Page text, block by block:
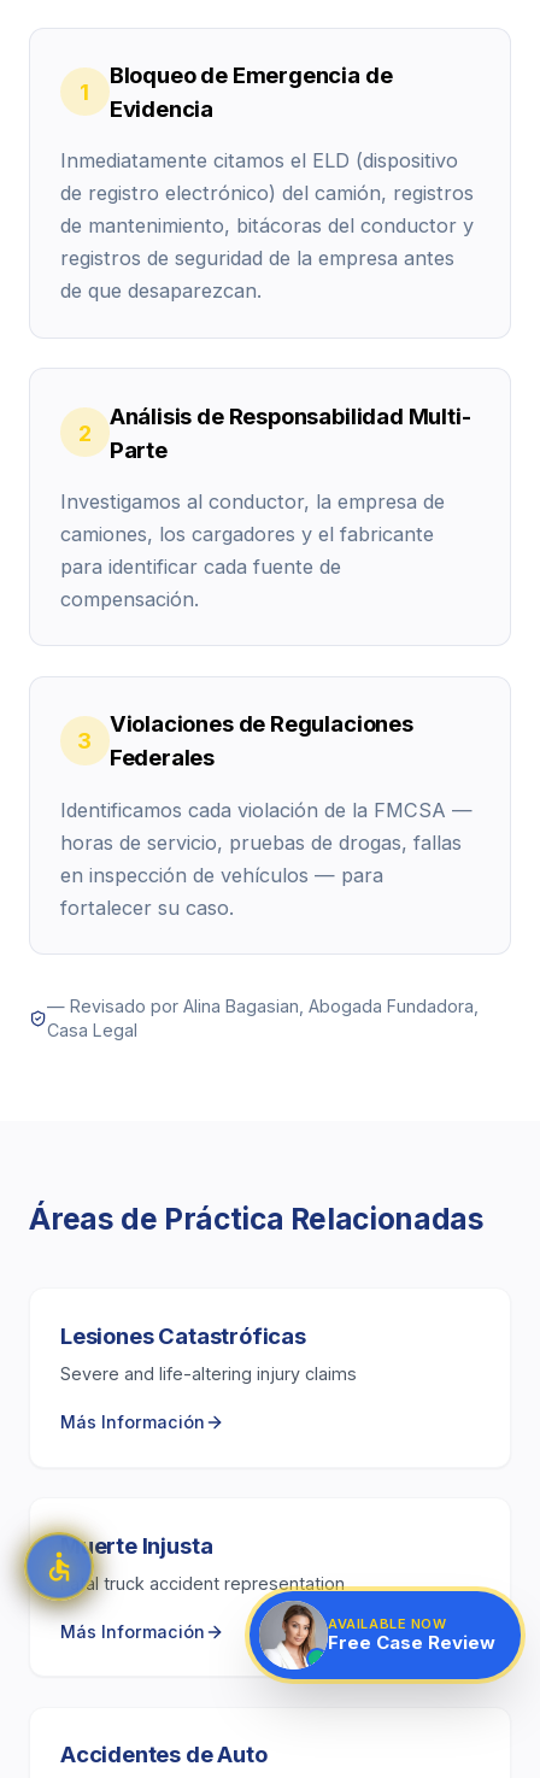
1
Bloqueo de Emergencia de
Evidencia
Inmediatamente citamos el ELD (dispositivo
de registro electrónico) del camión, registros
de mantenimiento, bitácoras del conductor y
registros de seguridad de la empresa antes
de que desaparezcan.
2
Análisis de Responsabilidad Multi-
Parte
Investigamos al conductor, la empresa de
camiones, los cargadores y el fabricante
para identificar cada fuente de
compensación.
3
Violaciones de Regulaciones
Federales
Identificamos cada violación de la FMCSA —
horas de servicio, pruebas de drogas, fallas
en inspección de vehículos — para
fortalecer su caso.
— Revisado por Alina Bagasian, Abogada Fundadora,
Casa Legal
Áreas de Práctica Relacionadas
Lesiones Catastróficas
Severe and life-altering injury claims
Más Información
Muerte Injusta
Fatal truck accident representation
Más Información
Accidentes de Auto
AVAILABLE NOW
Free Case Review